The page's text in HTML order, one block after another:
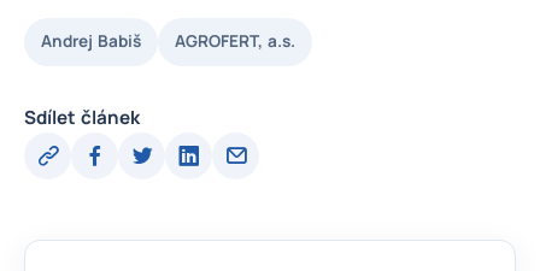
Andrej Babiš AGROFERT, a.s.
Sdílet článek